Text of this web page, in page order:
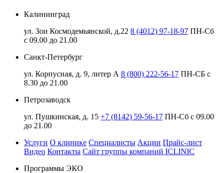
Калининград
ул. Зои Космодемьянской, д.22 8 (4012) 97-18-97 ПН-Сб
с 09.00 до 21.00
Санкт-Петербург
ул. Корпусная, д. 9, литер А 8 (800) 222-56-17 ПН-СБ с
8.30 до 21.00
Петрозаводск
ул. Пушкинская, д. 15 +7 (8142) 59-56-17 ПН-Сб с 09.00
до 21.00
Услуги О клинике Специалисты Акции Прайс-лист
Видео Контакты Сайт группы компаний ICLINIC
Программы ЭКО